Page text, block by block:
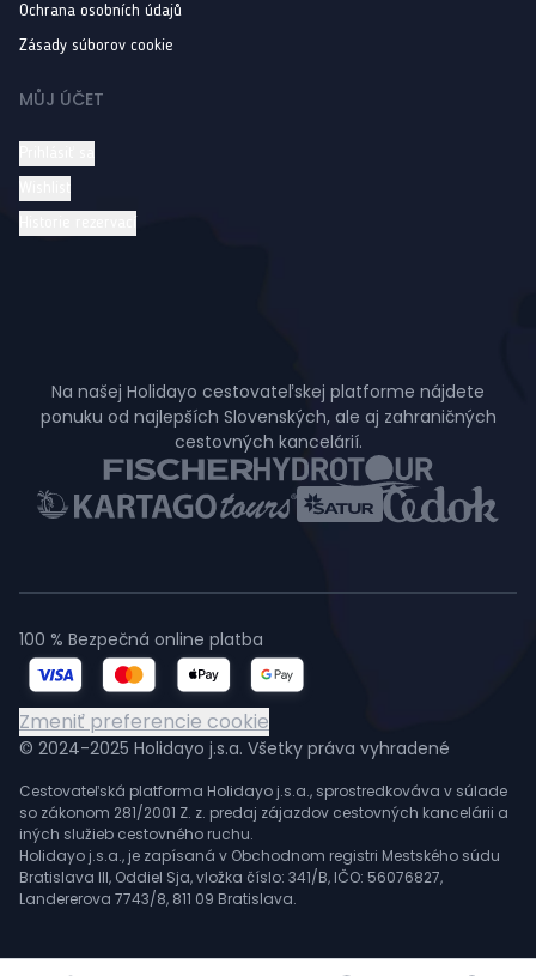
Ochrana osobních údajů
Zásady súborov cookie
MŮJ ÚČET
Na našej Holidayo cestovateľskej platforme nájdete
ponuku od najlepších Slovenských, ale aj zahraničných
cestovných kancelárií.
© 2024-2025 Holidayo j.s.a. Všetky práva vyhradené
Cestovateľská platforma Holidayo j.s.a., sprostredkováva v súlade
so zákonom 281/2001 Z. z. predaj zájazdov cestovných kancelárii a
iných služieb cestovného ruchu.
Holidayo j.s.a., je zapísaná v Obchodnom registri Mestského súdu
Bratislava III, Oddiel Sja, vložka číslo: 341/B, IČO: 56076827,
Landererova 7743/8, 811 09 Bratislava.
100 % Bezpečná online platba
Zmeniť preferencie cookie